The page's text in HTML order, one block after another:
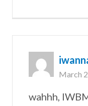
March
wahhh,